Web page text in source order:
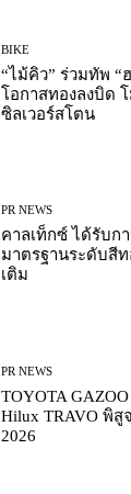
BIKE
“ไม้คิว” ร่วมทัพ “
โอกาสทองลงบิด
ซิลเวอร์สโตน
PR NEWS
คาลเท็กซ์ ได้รับก
มาตรฐานระดับสี
เติม
PR NEWS
TOYOTA
Hilux TRAVO พิสู
2026